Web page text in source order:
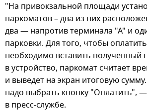
"На привокзальной площади
паркоматов – два из них
два — напротив терминала "А" и
парковки. Для того, чтобы
необходимо вставить полученный
в устройство, паркомат считает
и выведет на экран итоговую
надо выбрать кнопку "Оплатить",
в пресс-службе.